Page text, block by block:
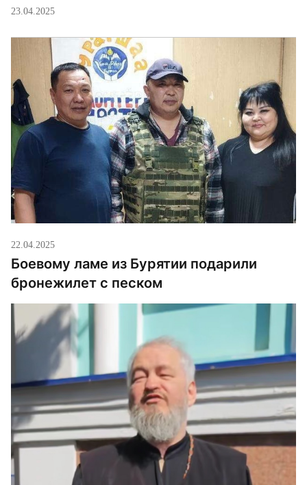
(Мануйловым). Ключевыми темами для обсуждения
Украины, деятельность военных капелланов и
проведение богослужений в полевых условиях.
Стороны подтвердили готовность к
сотрудничеству. «Время помогает объединиться»,
— отметил Силкин.
23.04.2025
22.04.2025
Боевому ламе из Бурятии подарили
бронежилет с песком